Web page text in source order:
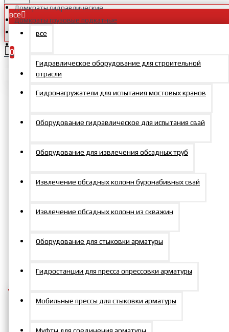
все
все
Гидравлическое оборудование для строительной
отрасли
Гидронагружатели для испытания мостовых кранов
Оборудование гидравлическое для испытания свай
Оборудование для извлечения обсадных труб
Извлечение обсадных колонн буронабивных свай
Извлечение обсадных колонн из скважин
Оборудование для стыковки арматуры
Гидростанции для пресса опрессовки арматуры
Мобильные прессы для стыковки арматуры
0
Ваша корзина пуста!
Домкраты гидравлические
Домкраты грузовые подкатные
Домкраты подкатные DPAT
Подкатной
гидравлический домкрат
DPAT100P DPAT100P